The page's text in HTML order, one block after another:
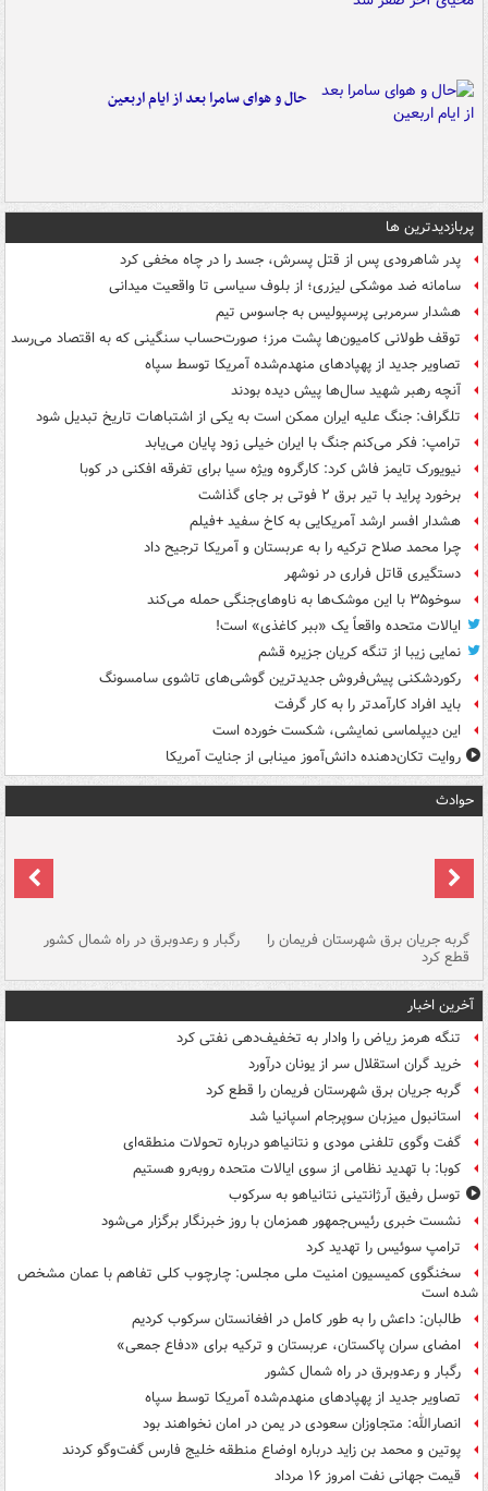
حال و هوای سامرا بعد از ایام اربعین
پربازدیدترین ها
پدر شاهرودی پس از قتل پسرش، جسد را در چاه مخفی کرد
سامانه ضد موشکی لیزری؛ از بلوف سیاسی تا واقعیت میدانی
هشدار سرمربی پرسپولیس به جاسوس تیم
توقف طولانی کامیون‌ها پشت مرز؛ صورت‌حساب سنگینی که به اقتصاد می‌رسد
تصاویر جدید از پهپادهای منهدم‌شده آمریکا توسط سپاه
آنچه رهبر شهید سال‌ها پیش دیده بودند
تلگراف: جنگ علیه ایران ممکن است به یکی از اشتباهات تاریخ تبدیل شود
ترامپ: فکر می‌کنم جنگ با ایران خیلی زود پایان می‌یابد
نیویورک تایمز فاش کرد: کارگروه ویژه سیا برای تفرقه افکنی در کوبا
برخورد پراید با تیر برق ۲ فوتی بر جای گذاشت
هشدار افسر ارشد آمریکایی به کاخ سفید +فیلم
چرا محمد صلاح ترکیه را به عربستان و آمریکا ترجیح داد
دستگیری قاتل فراری در نوشهر
سوخو۳۵ با این موشک‌ها به ناوهای‌جنگی حمله می‌کند
ایالات متحده واقعاً یک «ببر کاغذی» است!
نمایی زیبا از تنگه کریان جزیره قشم
رکوردشکنی پیش‌فروش جدیدترین گوشی‌های تاشوی سامسونگ
باید افراد کارآمدتر را به کار گرفت
این دیپلماسی نمایشی، شکست خورده است
روایت تکان‌دهنده دانش‌آموز مینابی از جنایت آمریکا
حوادث
گربه جریان برق شهرستان فریمان را
قطع کرد
رگبار و رعدوبرق در راه شمال کشور
آخرین اخبار
تنگه هرمز ریاض را وادار به تخفیف‌دهی نفتی کرد
خرید گران استقلال سر از یونان درآورد
گربه جریان برق شهرستان فریمان را قطع کرد
استانبول میزبان سوپرجام اسپانیا شد
گفت وگوی تلفنی مودی و نتانیاهو درباره تحولات منطقه‌ای
کوبا: با تهدید نظامی از سوی ایالات متحده روبه‌رو هستیم
توسل رفیق آرژانتینی نتانیاهو به سرکوب
نشست خبری رئیس‌جمهور همزمان با روز خبرنگار برگزار می‌شود
ترامپ سوئیس را تهدید کرد
سخنگوی کمیسیون امنیت ملی مجلس: چارچوب کلی تفاهم با عمان مشخص
شده است
طالبان: داعش را به طور کامل در افغانستان سرکوب کردیم
امضای سران پاکستان، عربستان و ترکیه برای «دفاع جمعی»
رگبار و رعدوبرق در راه شمال کشور
تصاویر جدید از پهپادهای منهدم‌شده آمریکا توسط سپاه
انصارالله: متجاوزان سعودی در یمن در امان نخواهند بود
پوتین و محمد بن زاید درباره اوضاع منطقه خلیج فارس گفت‌وگو کردند
قیمت جهانی نفت امروز ۱۶ مرداد